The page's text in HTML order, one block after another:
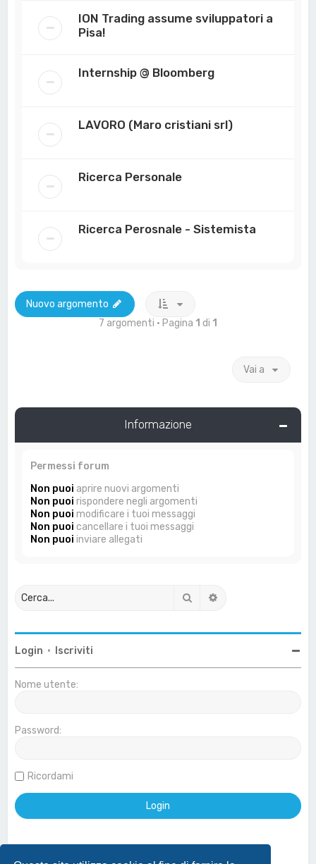
ION Trading assume sviluppatori a
Pisa!
Internship @ Bloomberg
LAVORO (Maro cristiani srl)
Ricerca Personale
Ricerca Perosnale - Sistemista
Nuovo argomento
7 argomenti • Pagina 1 di 1
Vai a
Informazione
Permessi forum
Non puoi aprire nuovi argomenti
Non puoi rispondere negli argomenti
Non puoi modificare i tuoi messaggi
Non puoi cancellare i tuoi messaggi
Non puoi inviare allegati
Cerca
Login • Iscriviti
Nome utente:
Password:
Ricordami